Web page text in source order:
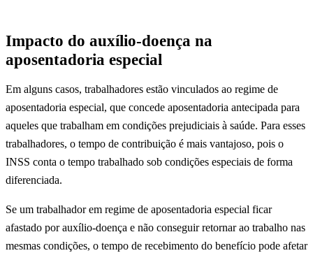
Impacto do auxílio-doença na
aposentadoria especial
Em alguns casos, trabalhadores estão vinculados ao regime de
aposentadoria especial, que concede aposentadoria antecipada para
aqueles que trabalham em condições prejudiciais à saúde. Para esses
trabalhadores, o tempo de contribuição é mais vantajoso, pois o
INSS conta o tempo trabalhado sob condições especiais de forma
diferenciada.
Se um trabalhador em regime de aposentadoria especial ficar
afastado por auxílio-doença e não conseguir retornar ao trabalho nas
mesmas condições, o tempo de recebimento do benefício pode afetar